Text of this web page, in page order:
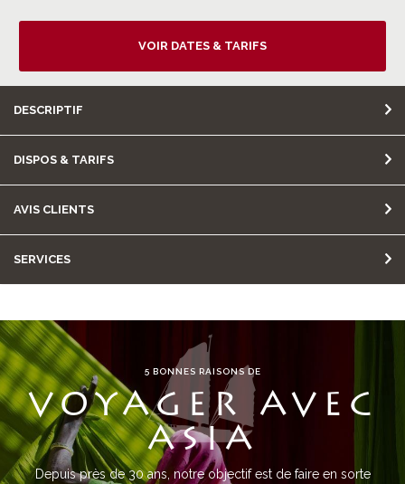
VOIR DATES & TARIFS
DESCRIPTIF
DISPOS & TARIFS
AVIS CLIENTS
SERVICES
5 BONNES RAISONS DE
VOYAGER AVEC
ASIA
Depuis près de 30 ans, notre objectif est de faire en sorte